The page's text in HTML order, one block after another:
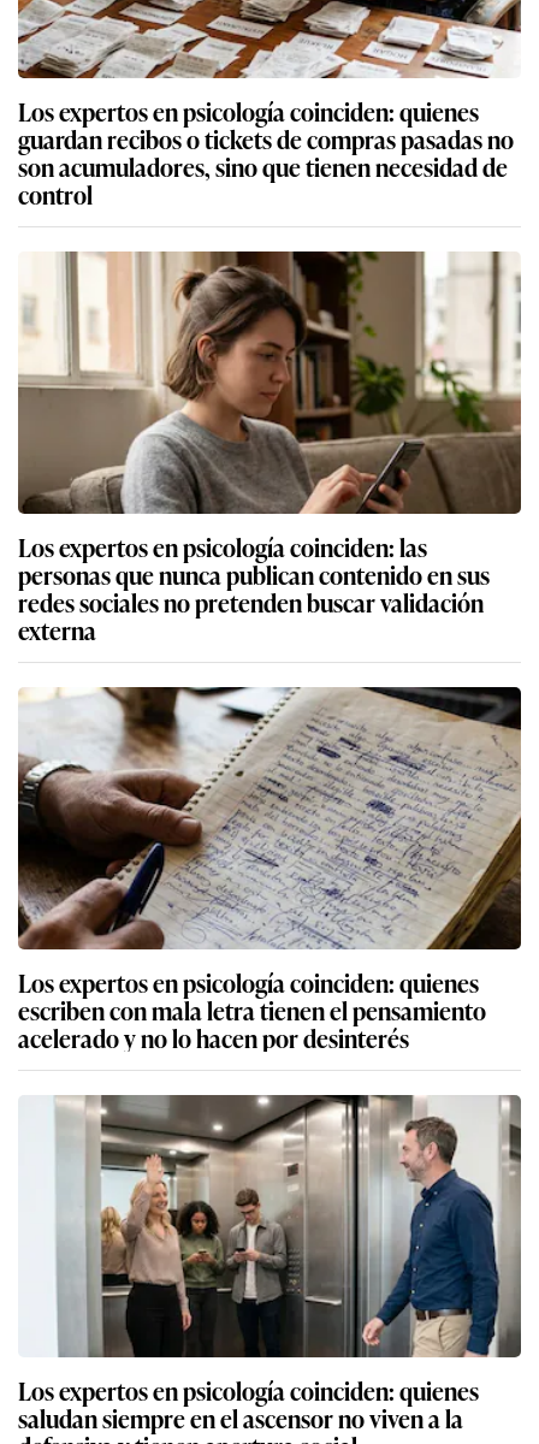
Los expertos en psicología coinciden: quienes
guardan recibos o tickets de compras pasadas no
son acumuladores, sino que tienen necesidad de
control
Los expertos en psicología coinciden: las
personas que nunca publican contenido en sus
redes sociales no pretenden buscar validación
externa
Los expertos en psicología coinciden: quienes
escriben con mala letra tienen el pensamiento
acelerado y no lo hacen por desinterés
Los expertos en psicología coinciden: quienes
saludan siempre en el ascensor no viven a la